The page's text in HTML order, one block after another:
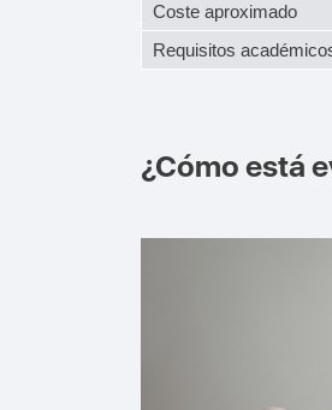
Coste aproximado
Requisitos
¿Cómo está